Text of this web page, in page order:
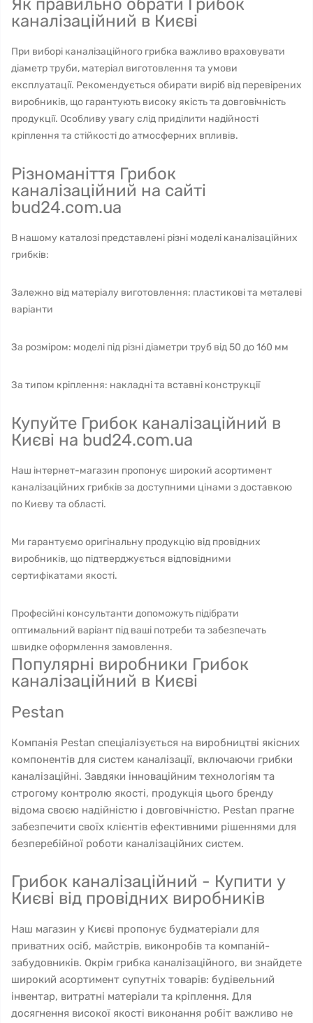
Як правильно обрати Грибок
каналізаційний в Києві
При виборі каналізаційного грибка важливо враховувати
діаметр труби, матеріал виготовлення та умови
експлуатації. Рекомендується обирати виріб від перевірених
виробників, що гарантують високу якість та довговічність
продукції. Особливу увагу слід приділити надійності
кріплення та стійкості до атмосферних впливів.
Різноманіття Грибок
каналізаційний на сайті
bud24.com.ua
В нашому каталозі представлені різні моделі каналізаційних
грибків:
Залежно від матеріалу виготовлення: пластикові та металеві
варіанти
За розміром: моделі під різні діаметри труб від 50 до 160 мм
За типом кріплення: накладні та вставні конструкції
Купуйте Грибок каналізаційний в
Києві на bud24.com.ua
Наш інтернет-магазин пропонує широкий асортимент
каналізаційних грибків за доступними цінами з доставкою
по Києву та області.
Ми гарантуємо оригінальну продукцію від провідних
виробників, що підтверджується відповідними
сертифікатами якості.
Професійні консультанти допоможуть підібрати
оптимальний варіант під ваші потреби та забезпечать
швидке оформлення замовлення.
Популярні виробники Грибок
каналізаційний в Києві
Pestan
Компанія Pestan спеціалізується на виробництві якісних
компонентів для систем каналізації, включаючи грибки
каналізаційні. Завдяки інноваційним технологіям та
строгому контролю якості, продукція цього бренду
відома своєю надійністю і довговічністю. Pestan прагне
забезпечити своїх клієнтів ефективними рішеннями для
безперебійної роботи каналізаційних систем.
Грибок каналізаційний - Купити у
Києві від провідних виробників
Наш магазин у Києві пропонує будматеріали для
приватних осіб, майстрів, виконробів та компаній-
забудовників. Окрім грибка каналізаційного, ви знайдете
широкий асортимент супутніх товарів: будівельний
інвентар, витратні матеріали та кріплення. Для
досягнення високої якості виконання робіт важливо не